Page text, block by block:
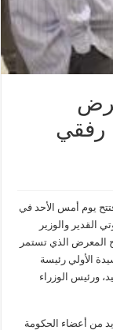
رفقي
يوم أمس الأحد في
القدير والوزير
المعرض الذي تستمر
السيدة الأولي رئيسة
ورئيس الوزراء
من أعضاء الحكومة